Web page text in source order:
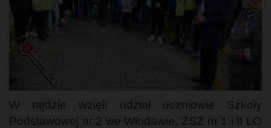
W rajdzie wzięli udział uczniowie Szkoły
Podstawowej nr 2 we Włodawie, ZSZ nr 1 i II LO